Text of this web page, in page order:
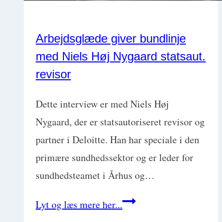
Arbejdsglæde giver bundlinje
med Niels Høj Nygaard statsaut.
revisor
Dette interview er med Niels Høj
Nygaard, der er statsautoriseret revisor og
partner i Deloitte. Han har speciale i den
primære sundhedssektor og er leder for
sundhedsteamet i Århus og…
Lyt og læs mere her...Arbejdsglæde